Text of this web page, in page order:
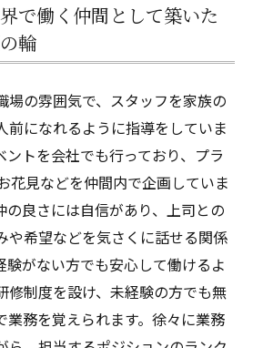
で働く仲間として築いた
輪
場の雰囲気で、スタッフを家族の
前になれるように指導をしていま
ントを会社でも行っており、プラ
花見などを仲間内で企画していま
の良さには自信があり、上司との
や希望などを気さくに話せる関係
験がない方でも安心して働けるよ
修制度を設け、未経験の方でも無
業務を覚えられます。徐々に業務